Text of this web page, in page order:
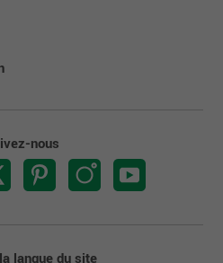
nous
langue du site